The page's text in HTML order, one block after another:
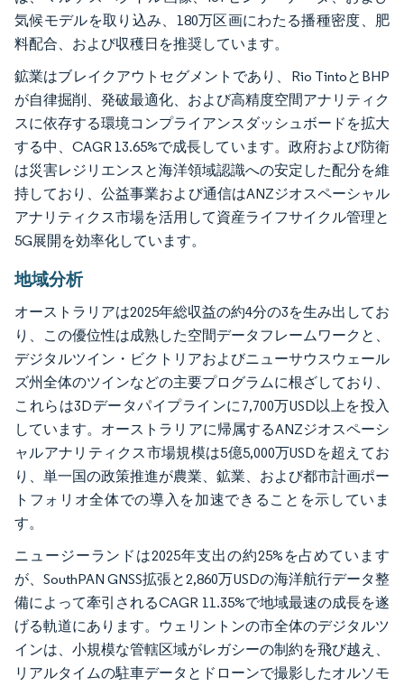
気候モデルを取り込み、180万区画にわたる播種密度、肥
料配合、および収穫日を推奨しています。
鉱業はブレイクアウトセグメントであり、Rio TintoとBHP
が自律掘削、発破最適化、および高精度空間アナリティク
スに依存する環境コンプライアンスダッシュボードを拡大
する中、CAGR 13.65%で成長しています。政府および防衛
は災害レジリエンスと海洋領域認識への安定した配分を維
持しており、公益事業および通信はANZジオスペーシャル
アナリティクス市場を活用して資産ライフサイクル管理と
5G展開を効率化しています。
地域分析
オーストラリアは2025年総収益の約4分の3を生み出してお
り、この優位性は成熟した空間データフレームワークと、
デジタルツイン・ビクトリアおよびニューサウスウェール
ズ州全体のツインなどの主要プログラムに根ざしており、
これらは3Dデータパイプラインに7,700万USD以上を投入
しています。オーストラリアに帰属するANZジオスペーシ
ャルアナリティクス市場規模は5億5,000万USDを超えてお
り、単一国の政策推進が農業、鉱業、および都市計画ポー
トフォリオ全体での導入を加速できることを示していま
す。
ニュージーランドは2025年支出の約25%を占めています
が、SouthPAN GNSS拡張と2,860万USDの海洋航行データ整
備によって牽引されるCAGR 11.35%で地域最速の成長を遂
げる軌道にあります。ウェリントンの市全体のデジタルツ
インは、小規模な管轄区域がレガシーの制約を飛び越え、
リアルタイムの駐車データとドローンで撮影したオルソモ